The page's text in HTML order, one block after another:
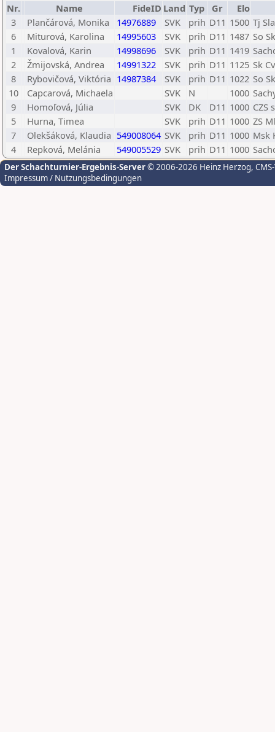
Nr. Name FideID Land Typ Gr
Elo
3
Plančárová, Monika 14976889 SVK prih D11 1500 Tj
6
Miturová, Karolina 14995603 SVK prih D11 1487 So
1
Kovalová, Karin 14998696 SVK prih D11 1419
2
Žmijovská, Andrea 14991322 SVK prih D11 1125 Sk
8
Rybovičová, Viktória 14987384 SVK prih D11 1022 So
10
Capcarová, Michaela SVK N 1000
9
Homoľová, Júlia SVK DK D11 1000 CZS
5
Hurna, Timea SVK prih D11 1000 ZS
7
Olekšáková, Klaudia 549008064 SVK prih D11 1000 Msk
4
Repková, Melánia 549005529 SVK prih D11 1000
Der Schachturnier-Ergebnis-Server© 2006-2026 Heinz Herzog,
Impressum / Nutzungsbedingungen